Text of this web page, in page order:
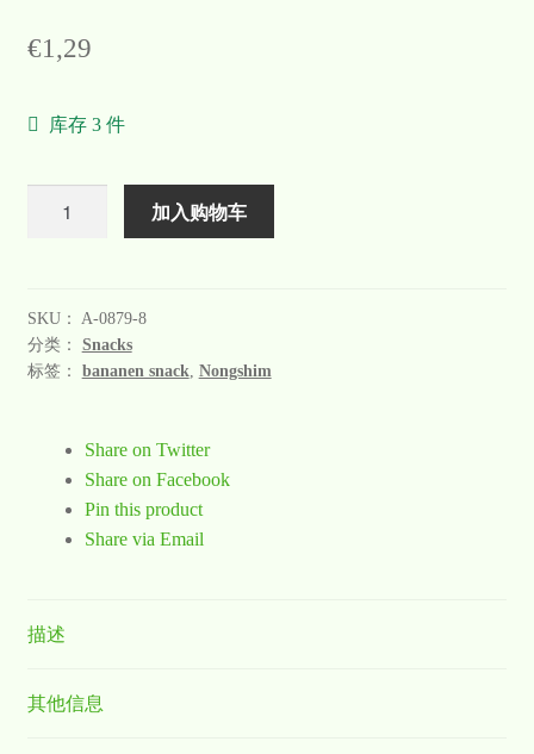
€1,29
库存 3 件
加入购物车
SKU： A-0879-8
分类： Snacks
标签： bananen snack Nongshim
Share on Twitter
Share on Facebook
Pin this product
Share via Email
描述
其他信息